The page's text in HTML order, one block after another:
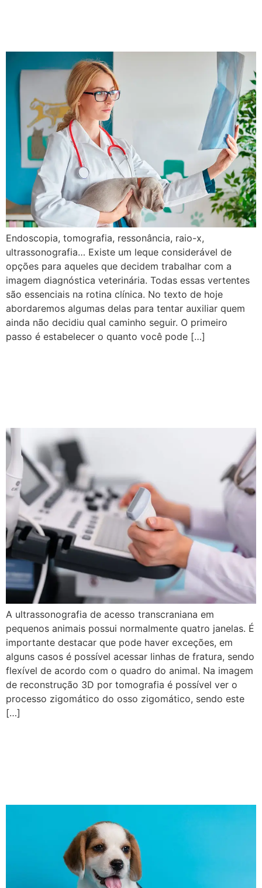
Endoscopia, tomografia, ressonância, raio-x,
ultrassonografia… Existe um leque considerável de
opções para aqueles que decidem trabalhar com a
imagem diagnóstica veterinária. Todas essas vertentes
são essenciais na rotina clínica. No texto de hoje
abordaremos algumas delas para tentar auxiliar quem
ainda não decidiu qual caminho seguir. O primeiro
passo é estabelecer o quanto você pode […]
A ultrassonografia de acesso transcraniana em
pequenos animais possui normalmente quatro janelas. É
importante destacar que pode haver exceções, em
alguns casos é possível acessar linhas de fratura, sendo
flexível de acordo com o quadro do animal. Na imagem
de reconstrução 3D por tomografia é possível ver o
processo zigomático do osso zigomático, sendo este
[…]